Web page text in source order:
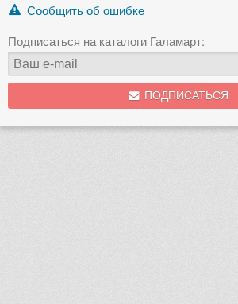
Сообщить об ошибке
Подписаться на каталоги Галамарт:
ПОДПИСАТЬСЯ